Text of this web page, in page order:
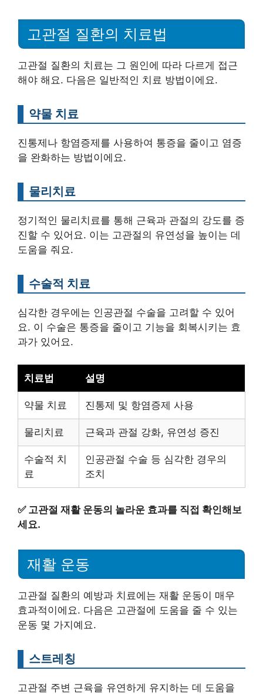
고관절 질환의 치료법
고관절 질환의 치료는 그 원인에 따라 다르게 접근
해야 해요. 다음은 일반적인 치료 방법이에요.
약물 치료
진통제나 항염증제를 사용하여 통증을 줄이고 염증
을 완화하는 방법이에요.
물리치료
정기적인 물리치료를 통해 근육과 관절의 강도를 증
진할 수 있어요. 이는 고관절의 유연성을 높이는 데
도움을 줘요.
수술적 치료
심각한 경우에는 인공관절 수술을 고려할 수 있어
요. 이 수술은 통증을 줄이고 기능을 회복시키는 효
과가 있어요.
치료법 설명
약물 치료 진통제 및 항염증제 사용
물리치료 근육과 관절 강화, 유연성 증진
수술적 치
료
인공관절 수술 등 심각한 경우의
조치
✅ 고관절 재활 운동의 놀라운 효과를 직접 확인해보
세요.
재활 운동
고관절 질환의 예방과 치료에는 재활 운동이 매우
효과적이에요. 다음은 고관절에 도움을 줄 수 있는
운동 몇 가지예요.
스트레칭
고관절 주변 근육을 유연하게 유지하는 데 도움을